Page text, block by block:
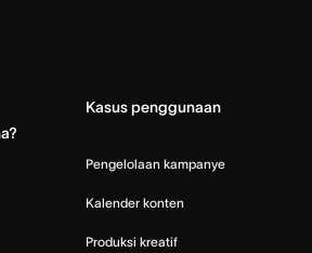
Kasus penggunaan
Pengelolaan kampanye
Kalender konten
Produksi kreatif